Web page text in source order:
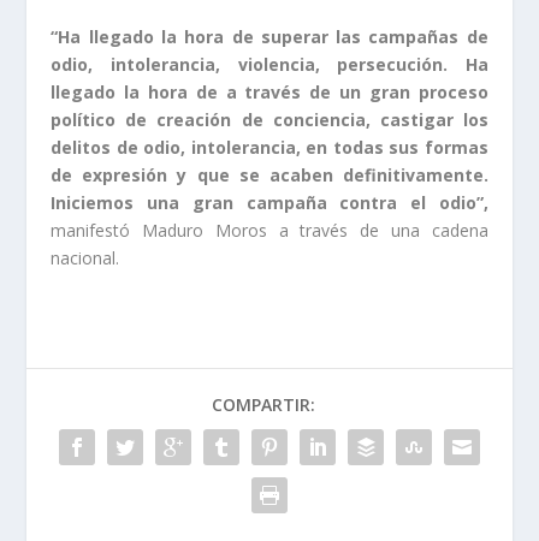
“Ha llegado la hora de superar las campañas de
odio, intolerancia, violencia, persecución. Ha
llegado la hora de a través de un gran proceso
político de creación de conciencia, castigar los
delitos de odio, intolerancia, en todas sus formas
de expresión y que se acaben definitivamente.
Iniciemos una gran campaña contra el odio”,
manifestó Maduro Moros a través de una cadena
nacional.
COMPARTIR: